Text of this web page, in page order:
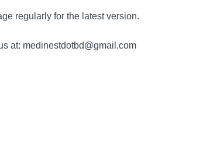
regularly for the latest version.
at: medinestdotbd@gmail.com